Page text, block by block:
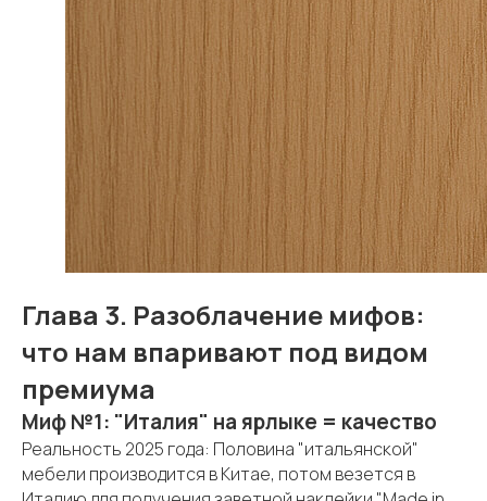
Глава 3. Разоблачение мифов:
что нам впаривают под видом
премиума
Миф №1: "Италия" на ярлыке = качество
Реальность 2025 года: Половина "итальянской"
мебели производится в Китае, потом везется в